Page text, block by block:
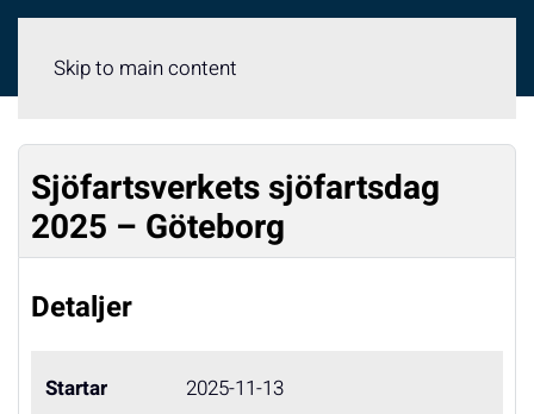
Skip to main content
Sjöfartsverkets sjöfartsdag
2025 – Göteborg
Detaljer
Startar 2025-11-13